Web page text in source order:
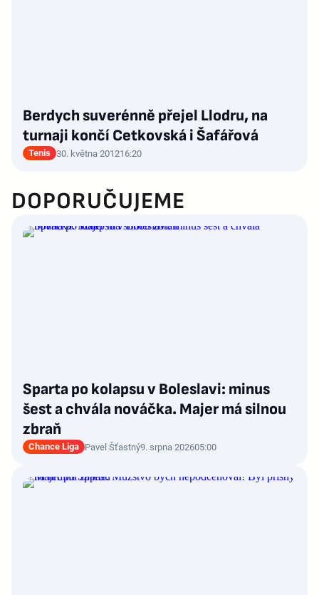
Berdych suverénně přejel Llodru, na
turnaji končí Cetkovská i Šafářová
Tenis 30. května 201216:20
DOPORUČUJEME
Sparta po kolapsu v Boleslavi: minus
šest a chvála nováčka. Majer má silnou
zbraň
Chance Liga Pavel Šťastný9. srpna 202605:00